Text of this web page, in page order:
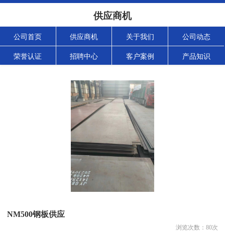
供应商机
公司首页 供应商机 关于我们 公司动态
荣誉认证 招聘中心 客户案例 产品知识
NM500钢板供应
浏览次数： 80次